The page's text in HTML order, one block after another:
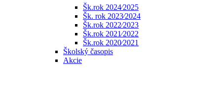
Šk.rok 2024⁄2025
Šk. rok 2023⁄2024
Šk.rok 2022⁄2023
Šk.rok 2021⁄2022
Šk.rok 2020⁄2021
Školský časopis
Akcie